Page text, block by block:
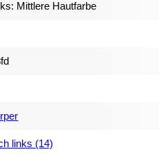
Mittlere Hautfarbe
links (14)